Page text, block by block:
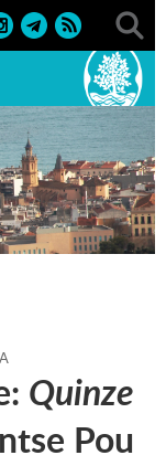
literàries
Quinze
Pou